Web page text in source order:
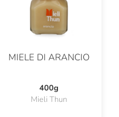
MIELE DI ARANCIO
400g
Mieli Thun